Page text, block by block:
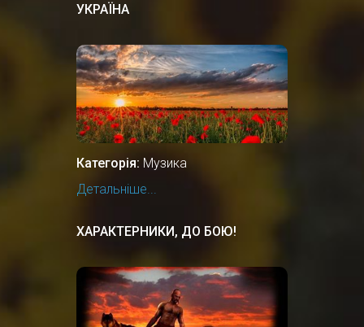
УКРАЇНА
Категорія: Музика
Детальніше...
ХАРАКТЕРНИКИ, ДО БОЮ!